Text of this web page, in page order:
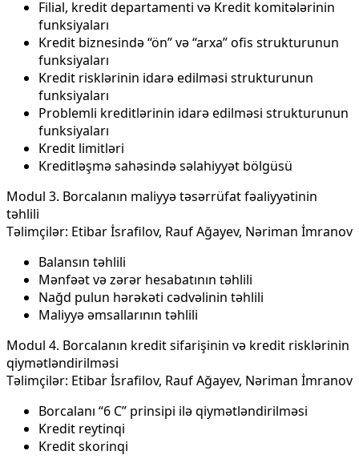
Filial, kredit departamenti və Kredit komitələrinin
funksiyaları
Kredit biznesində “ön” və “arxa” ofis strukturunun
funksiyaları
Kredit risklərinin idarə edilməsi strukturunun
funksiyaları
Problemli kreditlərinin idarə edilməsi strukturunun
funksiyaları
Kredit limitləri
Kreditləşmə sahəsində səlahiyyət bölgüsü
Modul 3. Borcalanın maliyyə təsərrüfat fəaliyyətinin
təhlili
Təlimçilər: Etibar İsrafilov, Rauf Ağayev, Nəriman İmranov
Balansın təhlili
Mənfəət və zərər hesabatının təhlili
Nağd pulun hərəkəti cədvəlinin təhlili
Maliyyə əmsallarının təhlili
Modul 4. Borcalanın kredit sifarişinin və kredit risklərinin
qiymətləndirilməsi
Təlimçilər: Etibar İsrafilov, Rauf Ağayev, Nəriman İmranov
Borcalanı “6 C” prinsipi ilə qiymətləndirilməsi
Kredit reytinqi
Kredit skorinqi